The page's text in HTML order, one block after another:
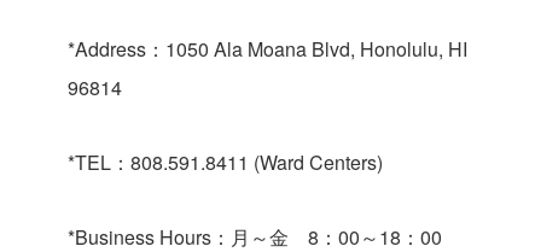
*Address ： 1050 Ala Moana Blvd, Honolulu, HI
96814
*TEL ： 808.591.8411 (Ward Centers)
*Business Hours ：月～金 8 ： 00～18 ： 00